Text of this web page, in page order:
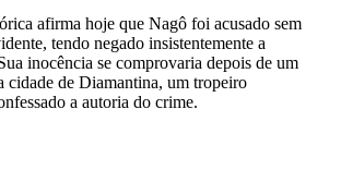
afirma hoje que Nagô foi acusado sem
tendo negado insistentemente a
inocência se comprovaria depois de um
cidade de Diamantina, um tropeiro
a autoria do crime.